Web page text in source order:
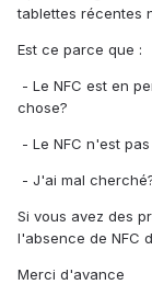
tablettes récentes
Est ce parce que :
- Le NFC est en
chose?
- Le NFC n'est
- J'ai mal
Si vous avez des
l'absence de NFC
Merci d'avance